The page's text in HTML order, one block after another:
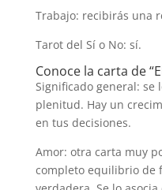
Trabajo: recibirás una
Tarot del Sí o No: sí.
Conoce la carta de
Significado general:
plenitud. Hay un
en tus decisiones.
Amor: otra carta muy
completo equilibrio de